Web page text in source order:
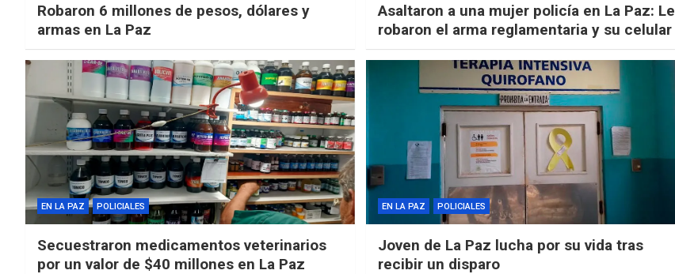
Robaron 6 millones de pesos, dólares y
armas en La Paz
Asaltaron a una mujer policía en La Paz: Le
robaron el arma reglamentaria y su celular
EN LA PAZ POLICIALES
Secuestraron medicamentos veterinarios
por un valor de $40 millones en La Paz
EN LA PAZ POLICIALES
Joven de La Paz lucha por su vida tras
recibir un disparo